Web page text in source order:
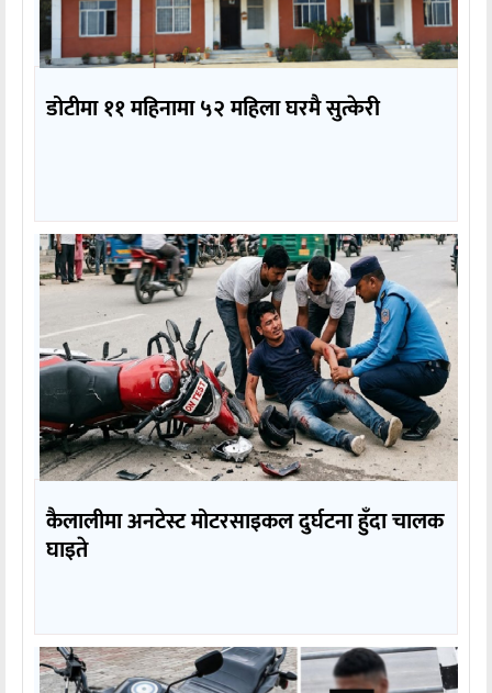
डोटीमा ११ महिनामा ५२ महिला घरमै सुत्केरी
कैलालीमा अनटेस्ट मोटरसाइकल दुर्घटना हुँदा चालक
घाइते